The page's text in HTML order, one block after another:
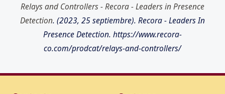
Relays and Controllers - Recora - Leaders in Presence
Detection. (2023, 25 septiembre). Recora - Leaders In
Presence Detection. https://www.recora-
co.com/prodcat/relays-and-controllers/